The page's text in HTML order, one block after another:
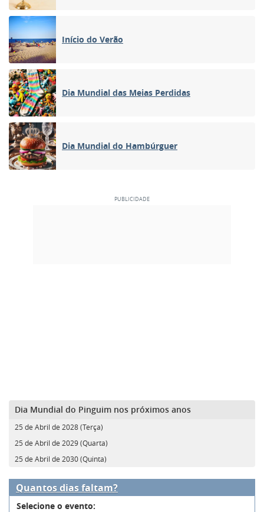
Início do Verão
Dia Mundial das Meias Perdidas
Dia Mundial do Hambúrguer
Dia Mundial do Pinguim nos próximos anos
25 de Abril de 2028 (Terça)
25 de Abril de 2029 (Quarta)
25 de Abril de 2030 (Quinta)
Quantos dias faltam?
Selecione o evento: